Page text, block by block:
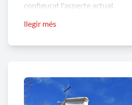
configurat l'aspecte actual.
naus, la nau septentrional més
llegir més